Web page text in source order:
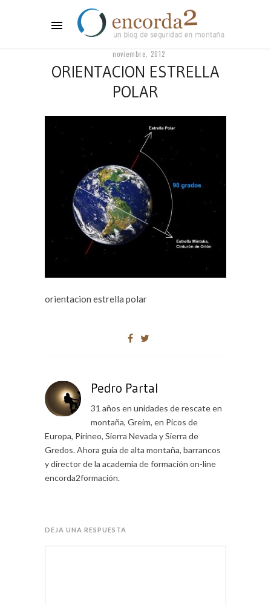
noviembre, 2012
ORIENTACION ESTRELLA
POLAR
orientacion estrella polar
Pedro Partal
31 años en unidades de rescate en
montaña, Greim, en Picos de
Europa, Pirineo, Sierra Nevada y Sierra de
Gredos. Ahora guía de alta montaña, barrancos
y director de la academia de formación on-line
encorda2formación.
DEJA UNA RESPUESTA